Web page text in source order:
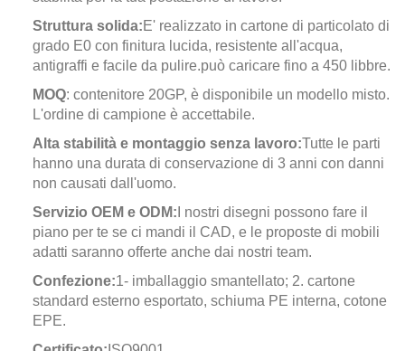
Struttura solida:E' realizzato in cartone di particolato di
grado E0 con finitura lucida, resistente all'acqua,
antigraffi e facile da pulire.può caricare fino a 450 libbre.
MOQ: contenitore 20GP, è disponibile un modello misto.
L'ordine di campione è accettabile.
Alta stabilità e montaggio senza lavoro:Tutte le parti
hanno una durata di conservazione di 3 anni con danni
non causati dall'uomo.
Servizio OEM e ODM: I nostri disegni possono fare il
piano per te se ci mandi il CAD, e le proposte di mobili
adatti saranno offerte anche dai nostri team.
Confezione:1- imballaggio smantellato; 2. cartone
standard esterno esportato, schiuma PE interna, cotone
EPE.